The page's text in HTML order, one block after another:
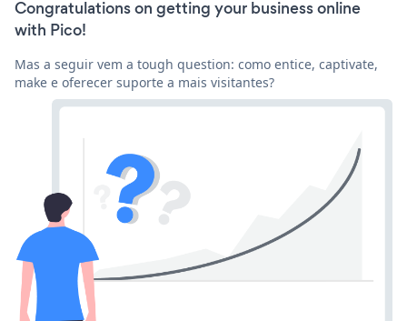
Congratulations on getting your business online
with Pico!
Mas a seguir vem a tough question: como entice, captivate,
make e oferecer suporte a mais visitantes?